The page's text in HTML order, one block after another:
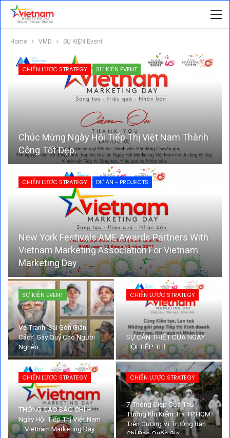
Home VMD SỰ KIỆN Event
CHIẾN LƯỢC STRATEGY SỰ KIỆN EVENT
Chúc Mừng Ngày Hội Tiếp Thị Việt Nam Thành
Công Tốt Đẹp.
CHIẾN LƯỢC STRATEGY DỰ ÁN - PROJECTS
New York Festivals AME Awards Partners With
Vietnam Marketing Association For Vietnam
Marketing Day
SỰ KIỆN EVENT
Vẽ Tranh ‘Sài Gòn Giãn
Cách’ Gây Quỹ Cho Người
Nghèo
CHIẾN LƯỢC STRATEGY
SỰ CẦN THIẾT CỦA NGÀY
HỘI TIẾP THỊ
CHIẾN LƯỢC STRATEGY
THÔNG CÁO BÁO CHÍ –
Ngày Hội Tiếp Thị Việt Nam
– Vietnam Marketing Day
CHIẾN LƯỢC STRATEGY
7 Thông Điệp Của Thủ
Tướng Khi Kiểm Tra TP.HCM
Trên Cương Vị Trưởng Ban
Chỉ Đạo Quốc Gia